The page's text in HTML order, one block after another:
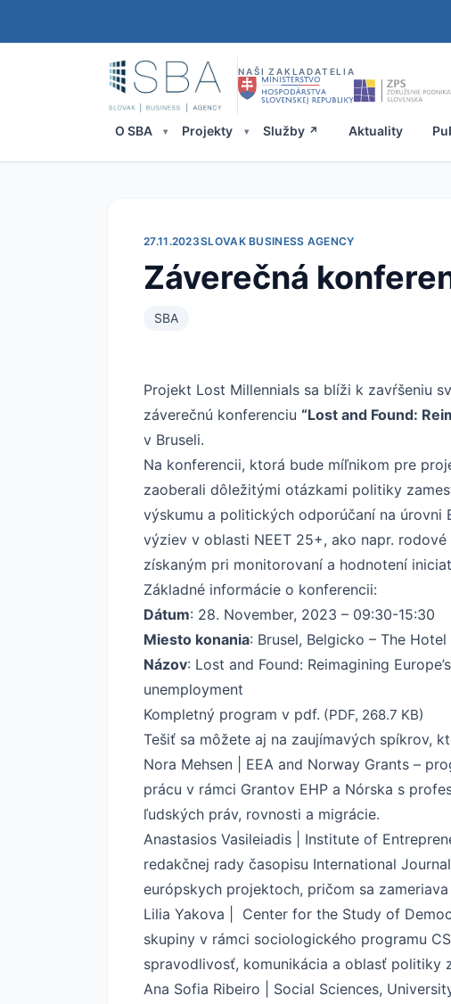
NAŠI ZAKLADATELIA
O SBA Projekty Služby Aktuality
27.11.2023SLOVAK BUSINESS AGENCY
Záverečná
SBA
Projekt Lost Millennials sa blíži k zavŕšeniu
záverečnú konferenciu “Lost and Found:
v Bruseli.
Na konferencii, ktorá bude míľnikom pre
zaoberali dôležitými otázkami politiky
výskumu a politických odporúčaní na úrovni
výziev v oblasti NEET 25+, ako napr.
získaným pri monitorovaní a hodnotení
Základné informácie o konferencii:
Dátum: 28. November, 2023 – 09:30-15:30
Miesto konania: Brusel, Belgicko – The
Názov: Lost and Found: Reimagining
unemployment
Kompletný program v pdf. (PDF, 268.7 KB)
Tešiť sa môžete aj na zaujímavých spíkrov,
Nora Mehsen | EEA and Norway Grants –
prácu v rámci Grantov EHP a Nórska s
ľudských práv, rovnosti a migrácie.
Anastasios Vasileiadis | Institute of
redakčnej rady časopisu International
európskych projektoch, pričom sa
Lilia Yakova | Center for the Study of
skupiny v rámci sociologického programu
spravodlivosť, komunikácia a oblasť politiky
Ana Sofia Ribeiro | Social Sciences,